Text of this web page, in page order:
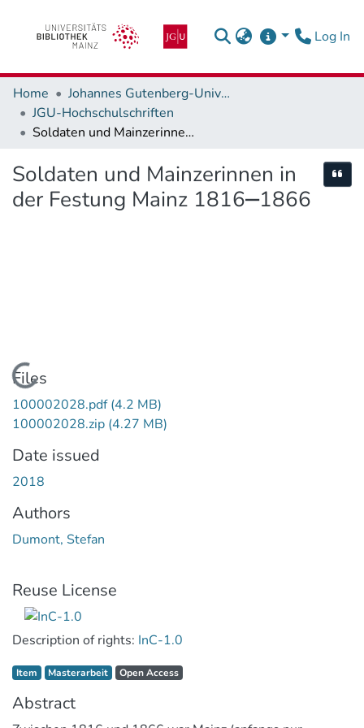
Log In
Home
Johannes Gutenberg-Universität Mainz
JGU-Hochschulschriften
Soldaten und Mainzerinnen in der Festung Mainz 1816‒1866
Soldaten und Mainzerinnen in
der Festung Mainz 1816‒1866
Loading...
Files
100002028.pdf(4.2 MB)
100002028.zip (4.27 MB)
Date issued
2018
Authors
Dumont, Stefan
Reuse License
Description of rights: InC-1.0
Item type:
Item, Masterarbeit Access status:
Open Access,
Abstract